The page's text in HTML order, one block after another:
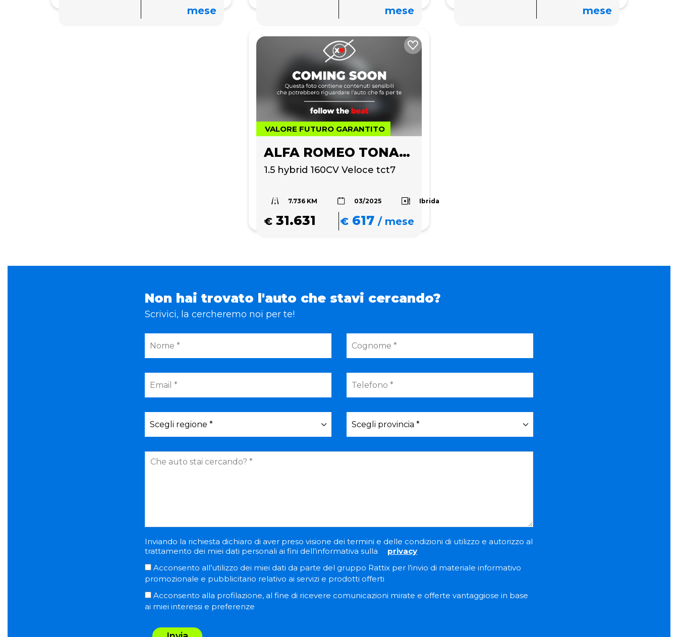
mese
mese
mese
VALORE FUTURO GARANTITO
ALFA ROMEO TONALE
1.5 hybrid 160CV Veloce tct7
7.736 KM 03/2025 Ibrida
€ 31.631 € 617 / mese
Non hai trovato l'auto che stavi cercando?
Scrivici, la cercheremo noi per te!
Inviando la richiesta dichiaro di aver preso visione dei termini e delle condizioni di utilizzo e autorizzo al
trattamento dei miei dati personali ai fini dell’informativa sulla
privacy
Acconsento all’utilizzo dei miei dati da parte del gruppo Rattix per l’invio di materiale informativo
promozionale e pubblicitario relativo ai servizi e prodotti offerti
Acconsento alla profilazione, al fine di ricevere comunicazioni mirate e offerte vantaggiose in base
ai miei interessi e preferenze